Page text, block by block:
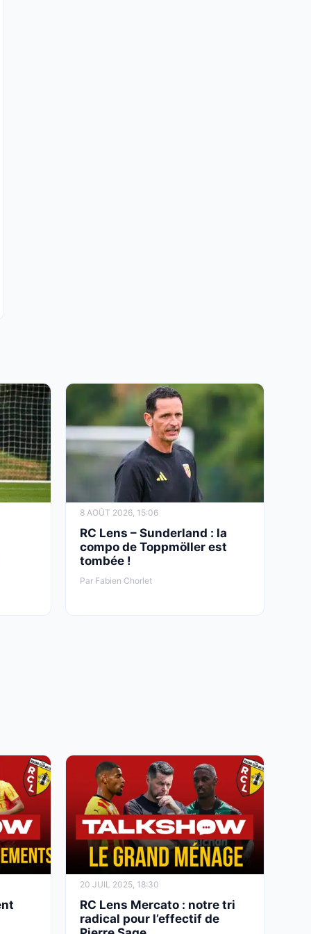
8 AOÛT 2026, 15:06
RC Lens – Sunderland : la
compo de Toppmöller est
tombée !
Par Fabien Chorlet
20 JUIL 2025, 18:30
RC Lens Mercato : notre tri
radical pour l’effectif de